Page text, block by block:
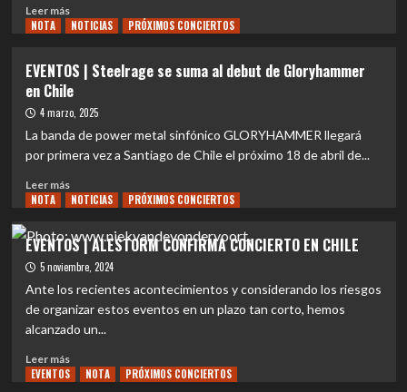
Leer másLeer
más
|
ALESTORM
REGRESARÁ
CHILE
EN
MARZO
DE
NOTA NOTICIAS PRÓXIMOS CONCIERTOS
EVENTOS | Steelrage se suma al debut de Gloryhammer
en Chile
4 marzo, 2025
La banda de power metal sinfónico GLORYHAMMER llegará
por primera vez a Santiago de Chile el próximo 18 de abril de...
Leer másLeer
más
EVENTOS
|
Steelrage
se
suma
debut
de
Gloryhammer
NOTA NOTICIAS PRÓXIMOS CONCIERTOS
EVENTOS | ALESTORM CONFIRMA CONCIERTO EN CHILE
5 noviembre, 2024
Ante los recientes acontecimientos y considerando los riesgos
de organizar estos eventos en un plazo tan corto, hemos
alcanzado un...
Leer másLeer
más
EVENTOS NOTA PRÓXIMOS CONCIERTOS